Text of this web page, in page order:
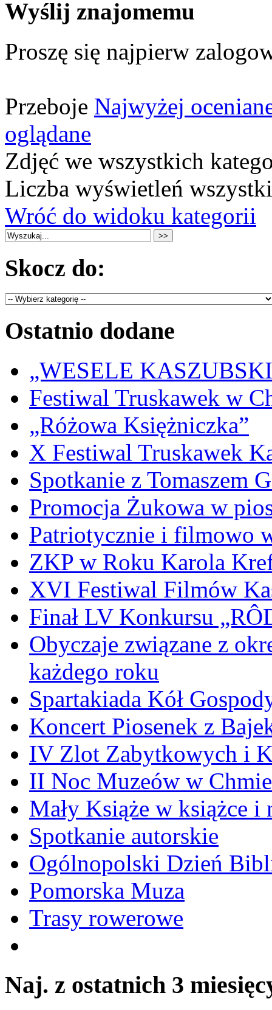
Wyślij znajomemu
Proszę się najpierw
Przeboje Najwyżej
oglądane
Zdjęć we wszystkich
Liczba wyświetleń
Wróć do widoku kategorii
Skocz do:
Ostatnio dodane
„WESELE
Festiwal Truskawek w
„Różowa Księżniczka”
X Festiwal Truskawek
Spotkanie z Tomaszem
Promocja Żukowa w
Patriotycznie i filmowo
ZKP w Roku Karola
XVI Festiwal Filmów
Finał LV Konkursu
Obyczaje związane z
każdego roku
Spartakiada Kół
Koncert Piosenek z
IV Zlot Zabytkowych i
II Noc Muzeów w
Mały Książe w książce i
Spotkanie autorskie
Ogólnopolski Dzień
Pomorska Muza
Trasy rowerowe
Naj. z ostatnich 3